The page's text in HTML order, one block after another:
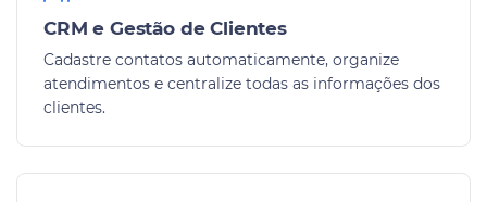
CRM e Gestão de Clientes
Cadastre contatos automaticamente, organize
atendimentos e centralize todas as informações dos
clientes.